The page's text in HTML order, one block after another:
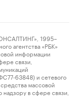
1995–
агентства «РБК»
информации
связи,
63848) и сетевого
массовой
в сфере связи,